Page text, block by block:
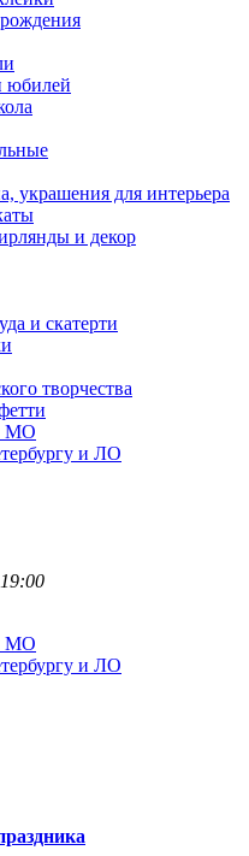
юбилей
украшения для интерьера
и декор
и скатерти
творчества
МО
и ЛО
МО
и ЛО